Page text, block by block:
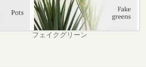
フェイクグリーン